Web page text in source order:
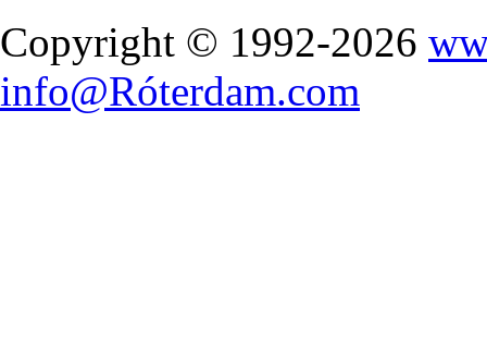
Copyright © 1992-2026
info@Róterdam.com